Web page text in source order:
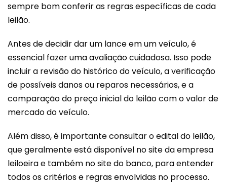
sempre bom conferir as regras específicas de cada
leilão.
Antes de decidir dar um lance em um veículo, é
essencial fazer uma avaliação cuidadosa. Isso pode
incluir a revisão do histórico do veículo, a verificação
de possíveis danos ou reparos necessários, e a
comparação do preço inicial do leilão com o valor de
mercado do veículo.
Além disso, é importante consultar o edital do leilão,
que geralmente está disponível no site da empresa
leiloeira e também no site do banco, para entender
todos os critérios e regras envolvidas no processo​​.